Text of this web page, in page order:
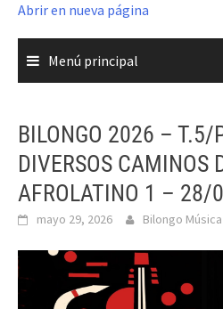
Abrir en nueva página
Menú principal
BILONGO 2026 – T.5/
DIVERSOS CAMINOS
AFROLATINO 1 – 28/
mayo 29, 2026 Bilongo